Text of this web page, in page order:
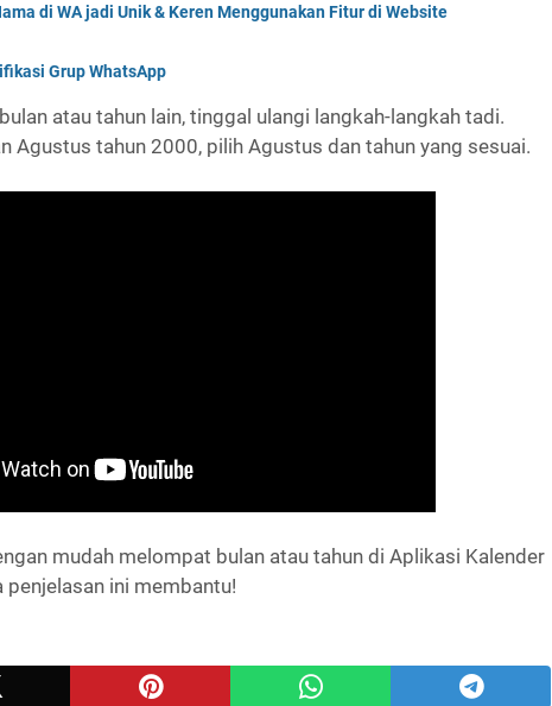
di WA jadi Unik & Keren Menggunakan Fitur di Website
Grup WhatsApp
atau tahun lain, tinggal ulangi langkah-langkah tadi.
Agustus tahun 2000, pilih Agustus dan tahun yang sesuai.
mudah melompat bulan atau tahun di Aplikasi Kalender
ini membantu!